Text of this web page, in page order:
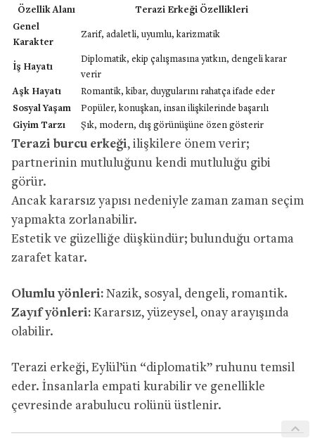
Özellik Alanı
Terazi Erkeği Özellikleri
Genel
Karakter
Zarif, adaletli, uyumlu, karizmatik
İş Hayatı
Diplomatik, ekip çalışmasına yatkın, dengeli karar
verir
Aşk Hayatı
Romantik, kibar, duygularını rahatça ifade eder
Sosyal Yaşam
Popüler, konuşkan, insan ilişkilerinde başarılı
Giyim Tarzı
Şık, modern, dış görünüşüne özen gösterir
Terazi burcu erkeği, ilişkilere önem verir;
partnerinin mutluluğunu kendi mutluluğu gibi
görür.
Ancak kararsız yapısı nedeniyle zaman zaman seçim
yapmakta zorlanabilir.
Estetik ve güzelliğe düşkündür; bulunduğu ortama
zarafet katar.
Olumlu yönleri: Nazik, sosyal, dengeli, romantik.
Zayıf yönleri: Kararsız, yüzeysel, onay arayışında
olabilir.
Terazi erkeği, Eylül’ün “diplomatik” ruhunu temsil
eder. İnsanlarla empati kurabilir ve genellikle
çevresinde arabulucu rolünü üstlenir.